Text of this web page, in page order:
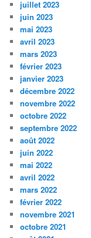
juillet 2023
juin 2023
mai 2023
avril 2023
mars 2023
février 2023
janvier 2023
décembre 2022
novembre 2022
octobre 2022
septembre 2022
août 2022
juin 2022
mai 2022
avril 2022
mars 2022
février 2022
novembre 2021
octobre 2021